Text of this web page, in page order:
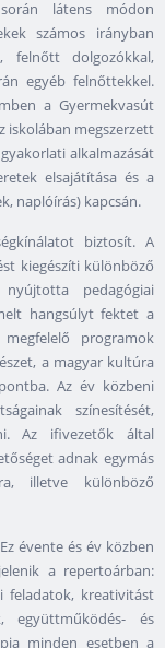
látens módon
számos irányban
felnőtt dolgozókkal,
egyéb felnőttekkel.
a Gyermekvasút
iskolában megszerzett
alkalmazását
elsajátítása és a
naplóírás) kapcsán.
biztosít. A
kiegészíti különböző
pedagógiai
hangsúlyt fektet a
programok
a magyar kultúra
Az év közbeni
színesítését,
Az ifivezetők által
adnak egymás
illetve különböző
évente és év közben
a repertoárban:
feladatok, kreativitást
együttműködés- és
minden esetben a